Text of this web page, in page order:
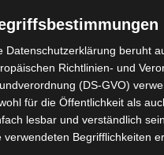
von 10.000
Uhr vorgesehen. Der
Sie:https://
Datenschutzerklärung beruht
Richtlinien- und
(DS-GVO)
für die Öffentlichkeit als
lesbar und verständlich
verwendeten Begrifflichkeiten